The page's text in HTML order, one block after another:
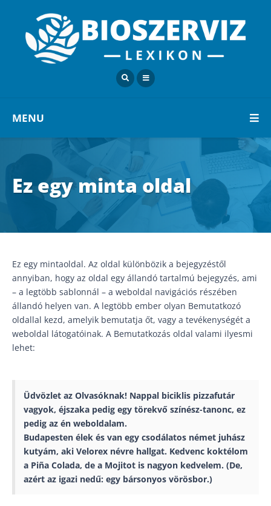
MENU
Ez egy minta oldal
Ez egy mintaoldal. Az oldal különbözik a bejegyzéstől
annyiban, hogy az oldal egy állandó tartalmú bejegyzés, ami
– a legtöbb sablonnál – a weboldal navigációs részében
állandó helyen van. A legtöbb ember olyan Bemutatkozó
oldallal kezd, amelyik bemutatja őt, vagy a tevékenységét a
weboldal látogatóinak. A Bemutatkozás oldal valami ilyesmi
lehet:
Üdvözlet az Olvasóknak! Nappal biciklis pizzafutár
vagyok, éjszaka pedig egy törekvő színész-tanonc, ez
pedig az én weboldalam.
Budapesten élek és van egy csodálatos német juhász
kutyám, aki Velorex névre hallgat. Kedvenc koktélom
a Piña Colada, de a Mojitot is nagyon kedvelem. (De,
azért az igazi nedű: egy bársonyos vörösbor.)